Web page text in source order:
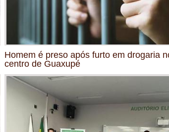
Homem é preso após furto em drogaria
centro de Guaxupé